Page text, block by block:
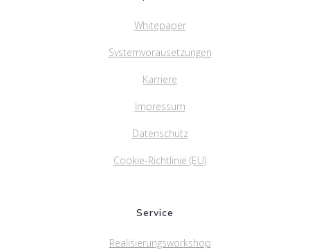
Whitepaper
Systemvorausetzungen
Karriere
Impressum
Datenschutz
Cookie-Richtlinie (EU)
Service
Realisierungsworkshop